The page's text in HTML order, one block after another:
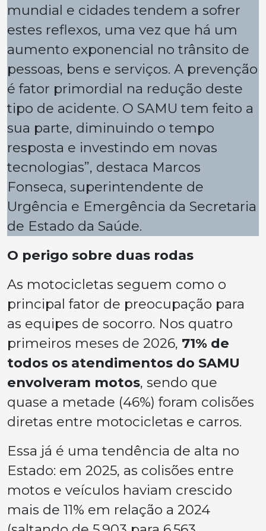
mundial e cidades tendem a sofrer
estes reflexos, uma vez que há um
aumento exponencial no trânsito de
pessoas, bens e serviços. A prevenção
é fator primordial na redução deste
tipo de acidente. O SAMU tem feito a
sua parte, diminuindo o tempo
resposta e investindo em novas
tecnologias”, destaca Marcos
Fonseca, superintendente de
Urgência e Emergência da Secretaria
de Estado da Saúde.
O perigo sobre duas rodas
As motocicletas seguem como o
principal fator de preocupação para
as equipes de socorro. Nos quatro
primeiros meses de 2026, 71% de
todos os atendimentos do SAMU
envolveram motos, sendo que
quase a metade (46%) foram colisões
diretas entre motocicletas e carros.
Essa já é uma tendência de alta no
Estado: em 2025, as colisões entre
motos e veículos haviam crescido
mais de 11% em relação a 2024